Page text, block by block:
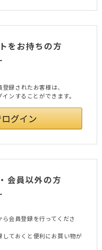
をお持ちの方
録されたお客様は、
ンすることができます。
会員以外の方
会員登録を行ってくださ
しておくと便利にお買い物が